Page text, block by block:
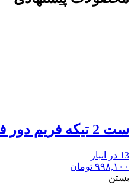
ست 2 تیکه فریم دور فرمان رنگ قرمز براق
13 در انبار
۹۹۸,۱۰۰ تومان
بستن